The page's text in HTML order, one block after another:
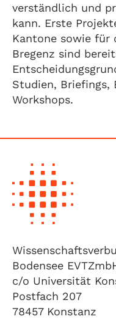
verständlich und
kann. Erste
Kantone sowie für
Bregenz sind
Studien, Briefings,
Workshops.
Bodensee
c/o Universität
Postfach 207
78457 Konstanz